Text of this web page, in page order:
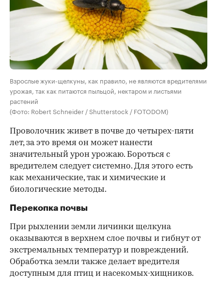
Взрослые жуки-щелкуны, как правило, не являются вредителями
урожая, так как питаются пыльцой, нектаром и листьями
растений
(Фото: Robert Schneider / Shutterstock / FOTODOM)
Проволочник живет в почве до четырех-пяти
лет, за это время он может нанести
значительный урон урожаю. Бороться с
вредителем следует системно. Для этого есть
как механические, так и химические и
биологические методы.
Перекопка почвы
При рыхлении земли личинки щелкуна
оказываются в верхнем слое почвы и гибнут от
экстремальных температур и повреждений.
Обработка земли также делает вредителя
доступным для птиц и насекомых-хищников.